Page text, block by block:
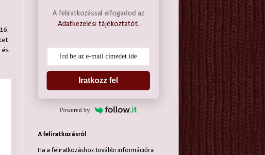
A feliratkozással elfogadod az
Adatkezelési tájékoztatót.
Iratkozz fel
Powered by
A feliratkozásról
Ha a feliratkozáshoz további információra